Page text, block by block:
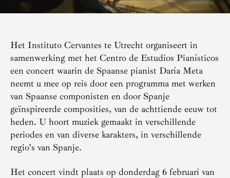
Het Instituto Cervantes te Utrecht organiseert in
samenwerking met het Centro de Estudios Pianísticos
een concert waarin de Spaanse pianist Daría Meta
neemt u mee op reis door een programma met werken
van Spaanse componisten en door Spanje
geïnspireerde composities, van de achttiende eeuw tot
heden. U hoort muziek gemaakt in verschillende
periodes en van diverse karakters, in verschillende
regio’s van Spanje.
Het concert vindt plaats op donderdag 6 februari van